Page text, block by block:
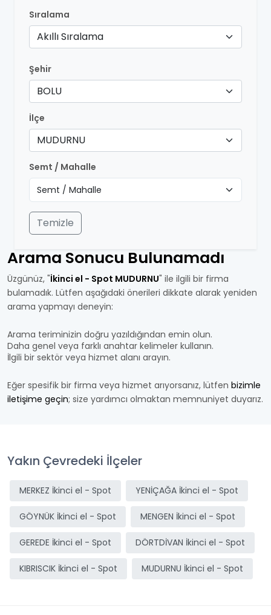
Sıralama
Akıllı Sıralama
Şehir
BOLU
İlçe
MUDURNU
Semt / Mahalle
Temizle
Arama Sonucu Bulunamadı
Üzgünüz, "İkinci el - Spot MUDURNU" ile ilgili bir firma
bulamadık. Lütfen aşağıdaki önerileri dikkate alarak yeniden
arama yapmayı deneyin:
Arama teriminizin doğru yazıldığından emin olun.
Daha genel veya farklı anahtar kelimeler kullanın.
İlgili bir sektör veya hizmet alanı arayın.
Eğer spesifik bir firma veya hizmet arıyorsanız, lütfen bizimle
iletişime geçin; size yardımcı olmaktan memnuniyet duyarız.
Yakın Çevredeki İlçeler
MERKEZ İkinci el - Spot YENİÇAĞA İkinci el - Spot
GÖYNÜK İkinci el - Spot MENGEN İkinci el - Spot
GEREDE İkinci el - Spot DÖRTDİVAN İkinci el - Spot
KIBRISCIK İkinci el - Spot MUDURNU İkinci el - Spot